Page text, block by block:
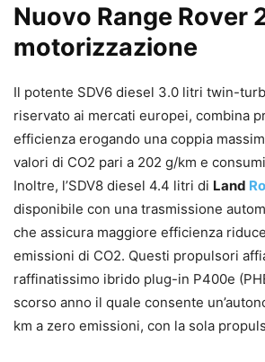
Nuovo Range Rover
motorizzazione
Il potente SDV6 diesel 3.0 litri twin-
riservato ai mercati europei, combina
efficienza erogando una coppia
valori di CO2 pari a 202 g/km e
Inoltre, l’SDV8 diesel 4.4 litri di Land
disponibile con una trasmissione
che assicura maggiore efficienza
emissioni di CO2. Questi propulsori
raffinatissimo ibrido plug-in P400e
scorso anno il quale consente
km a zero emissioni, con la sola